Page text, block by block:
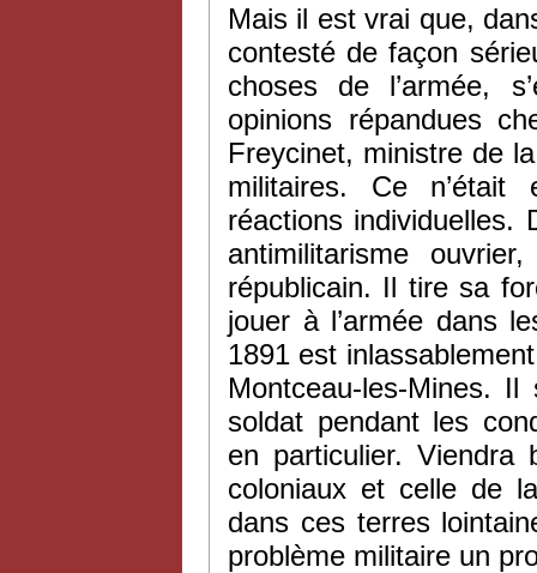
Mais il est vrai que,
contesté de façon
choses de l’armée,
opinions répandues
Freycinet, ministre de
militaires. Ce n’était
réactions individuelles.
antimilitarisme
républicain. Il tire sa
jouer à l’armée dans
1891 est
Montceau-les-Mines.
soldat pendant les
en particulier. Viendra
coloniaux et celle de
dans ces terres
problème militaire un